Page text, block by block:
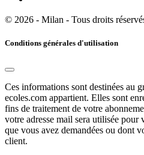
© 2026 - Milan - Tous droits
Conditions générales d'utilisation
Ces informations sont destinées au
ecoles.com appartient. Elles sont
fins de traitement de votre
votre adresse mail sera utilisée pour
que vous avez demandées ou dont
client.